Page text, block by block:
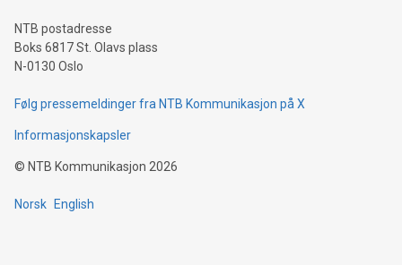
NTB postadresse
Boks 6817 St. Olavs plass
N-0130 Oslo
Følg pressemeldinger fra NTB Kommunikasjon på X
Informasjonskapsler
© NTB Kommunikasjon 2026
Norsk English